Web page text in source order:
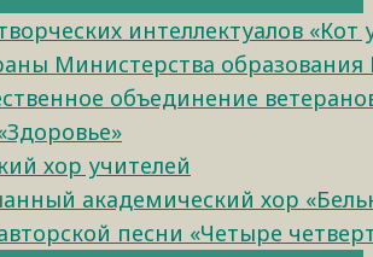
интеллектуалов «Кот
Министерства образования
объединение
хор учителей
академический хор
песни «Четыре